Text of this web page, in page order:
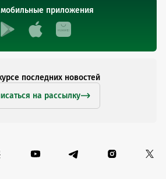
приложения
последних новостей
на рассылку